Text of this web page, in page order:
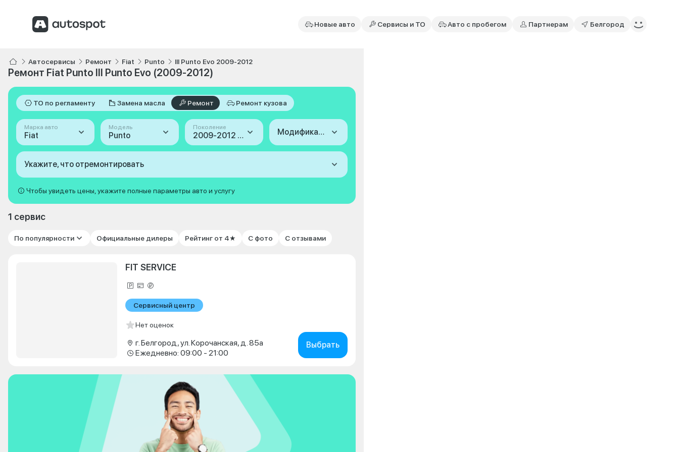
Новые авто Сервисы и ТО Авто с пробегом Партнерам Белгород
Автосервисы Ремонт Fiat Punto III Punto Evo 2009-2012
Ремонт Fiat Punto III Punto Evo (2009-2012)
ТО по регламенту Замена масла Ремонт Ремонт кузова
Марка авто
Fiat
Модель
Punto
Поколение
2009-2012 (III Punto Evo) Модификация
Укажите, что отремонтировать
Чтобы увидеть цены, укажите полные параметры авто и услугу
1 сервис
По популярности Официальные дилеры Рейтинг от 4★ С фото С отзывами
FIT SERVICE
Сервисный центр
Нет оценок
г. Белгород, ул. Корочанская, д. 85а
Ежедневно: 09:00 - 21:00
Выбрать